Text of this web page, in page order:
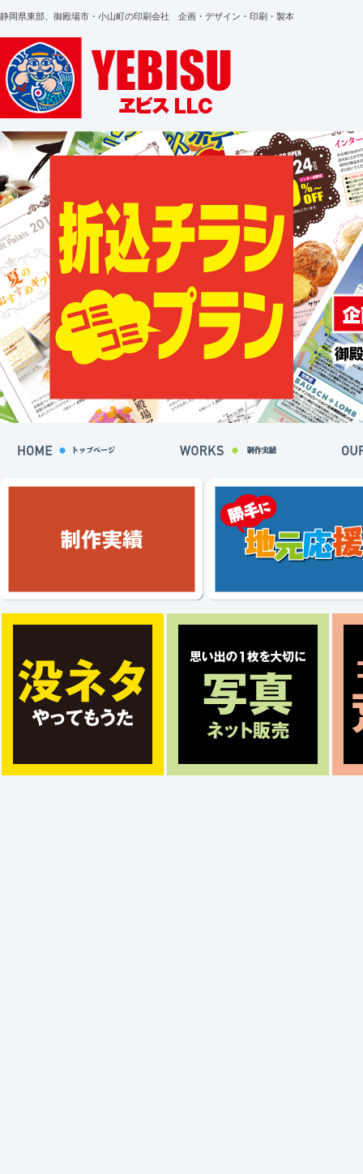
静岡県東部、御殿場市・小山町の印刷会社 企画・デザイン・印刷・製本